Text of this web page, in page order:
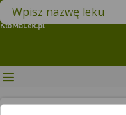
Znajdź lek w swojej okolicy